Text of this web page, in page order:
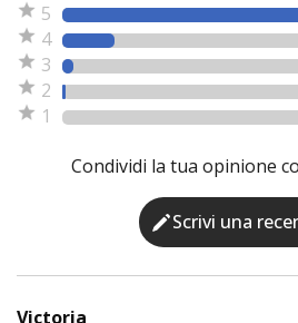
5
4
3
2
1
Condividi la tua opinione
Scrivi una
Victoria